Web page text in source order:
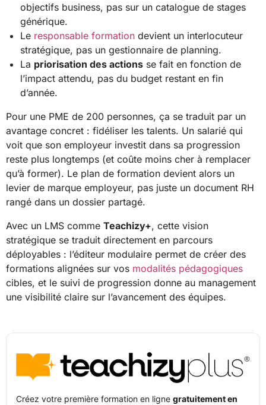
objectifs business, pas sur un catalogue de stages
générique.
Le responsable formation devient un interlocuteur
stratégique, pas un gestionnaire de planning.
La priorisation des actions se fait en fonction de
l’impact attendu, pas du budget restant en fin
d’année.
Pour une PME de 200 personnes, ça se traduit par un
avantage concret : fidéliser les talents. Un salarié qui
voit que son employeur investit dans sa progression
reste plus longtemps (et coûte moins cher à remplacer
qu’à former). Le plan de formation devient alors un
levier de marque employeur, pas juste un document RH
rangé dans un dossier partagé.
Avec un LMS comme Teachizy+, cette vision
stratégique se traduit directement en parcours
déployables : l’éditeur modulaire permet de créer des
formations alignées sur vos modalités pédagogiques
cibles, et le suivi de progression donne au management
une visibilité claire sur l’avancement des équipes.
Créez votre première formation en ligne gratuitement en